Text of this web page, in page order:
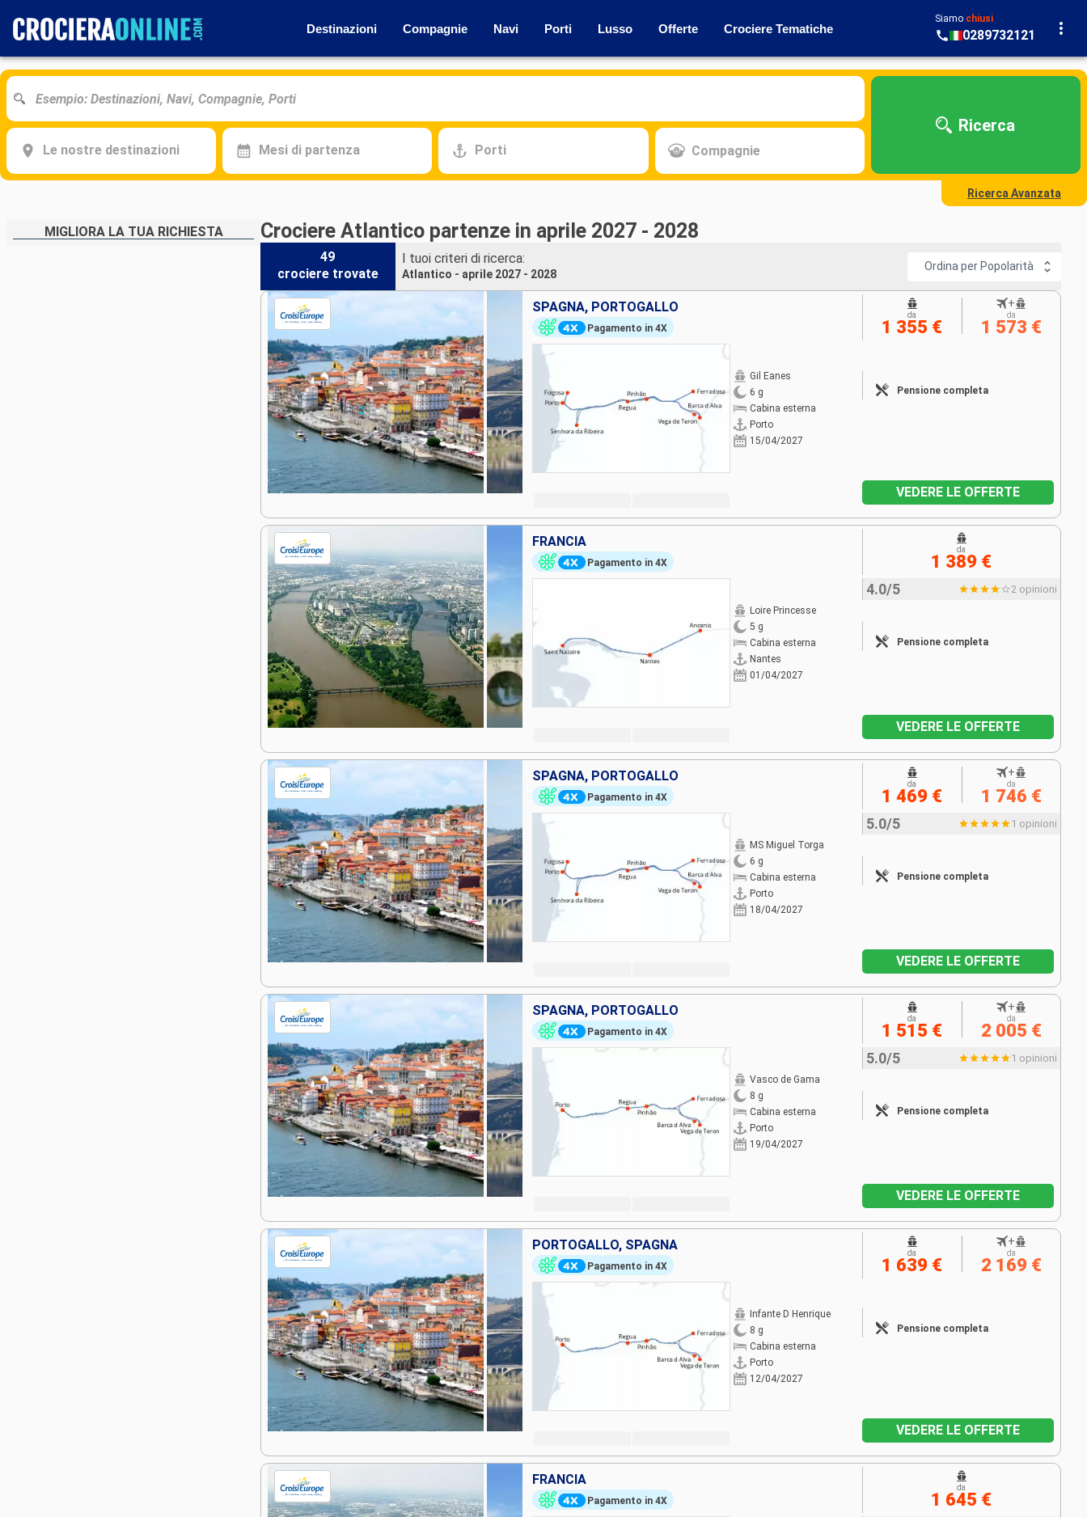
Destinazioni Compagnie Navi Porti Lusso Offerte Crociere Tematiche
Siamo chiusi
0289732121
Le nostre destinazioni Mesi di partenza Porti Compagnie
Ricerca
Ricerca Avanzata
MIGLIORA LA TUA RICHIESTA Crociere Atlantico partenze in aprile 2027 - 2028
49
crociere trovate
I tuoi criteri di ricerca:
Atlantico - aprile 2027 - 2028
Ordina per Popolarità
SPAGNA, PORTOGALLO
Pagamento in 4X
Gil Eanes
6 g
Cabina esterna
Porto
15/04/2027
Pensione completa
da
1 355 €
+
da
1 573 €
VEDERE LE OFFERTE
FRANCIA
Pagamento in 4X
Loire Princesse
5 g
Cabina esterna
Nantes
01/04/2027
4.0/5 2 opinioni
Pensione completa
da
1 389 €
VEDERE LE OFFERTE
SPAGNA, PORTOGALLO
Pagamento in 4X
MS Miguel Torga
6 g
Cabina esterna
Porto
18/04/2027
5.0/5 1 opinioni
Pensione completa
da
1 469 €
+
da
1 746 €
VEDERE LE OFFERTE
SPAGNA, PORTOGALLO
Pagamento in 4X
Vasco de Gama
8 g
Cabina esterna
Porto
19/04/2027
5.0/5 1 opinioni
Pensione completa
da
1 515 €
+
da
2 005 €
VEDERE LE OFFERTE
PORTOGALLO, SPAGNA
Pagamento in 4X
Infante D Henrique
8 g
Cabina esterna
Porto
12/04/2027
Pensione completa
da
1 639 €
+
da
2 169 €
VEDERE LE OFFERTE
FRANCIA
Pagamento in 4X
da
1 645 €